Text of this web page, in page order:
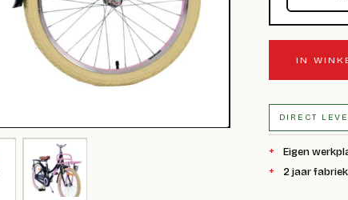
IN
DIRECT
Eigen
2 jaar